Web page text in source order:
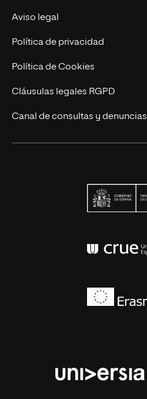
Actualidad
Contacto
Aviso legal
Política de privacidad
Política de Cookies
Cláusulas legales RGPD
Canal de consultas y denuncias